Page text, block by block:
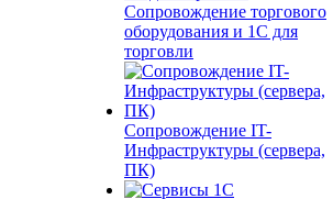
Сопровождение торгового
оборудования и 1С для
торговли
Сопровождение IT-
Инфраструктуры (сервера,
ПК)